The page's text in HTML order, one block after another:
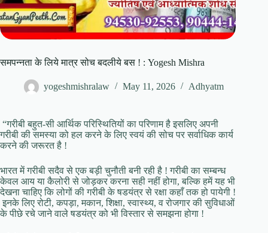
समपन्नता के लिये मात्र सोच बदलीये बस ! : Yogesh Mishra
yogeshmishralaw May 11, 2026 Adhyatm
“गरीबी बहुत-सी आर्थिक परिस्थितियों का परिणाम है इसलिए अपनी
गरीबी की समस्या को हल करने के लिए स्वयं की सोच पर सर्वाधिक कार्य
करने की जरूरत है !
भारत में गरीबी सदैव से एक बड़ी चुनौती बनी रही है ! गरीबी का सम्बन्ध
केवल आय या कैलोरी से जोड़कर करना सही नहीं होगा, बल्कि हमें यह भी
देखना चाहिए कि लोगों की गरीबी के षडयंत्र से रक्षा कहाँ तक हो पायेगी !
इनके लिए रोटी, कपड़ा, मकान, शिक्षा, स्वास्थ्य, व रोजगार की सुविधाओं
के पीछे रचे जाने वाले षडयंत्र को भी विस्तार से समझना होगा !